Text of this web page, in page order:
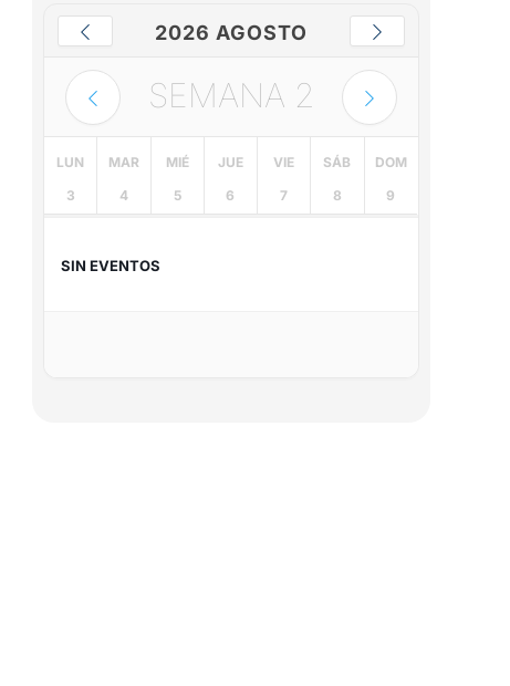
2026 AGOSTO
SEMANA 2
LUN
3
MAR
4
MIÉ
5
JUE
6
VIE
7
SÁB
8
DOM
9
SIN EVENTOS